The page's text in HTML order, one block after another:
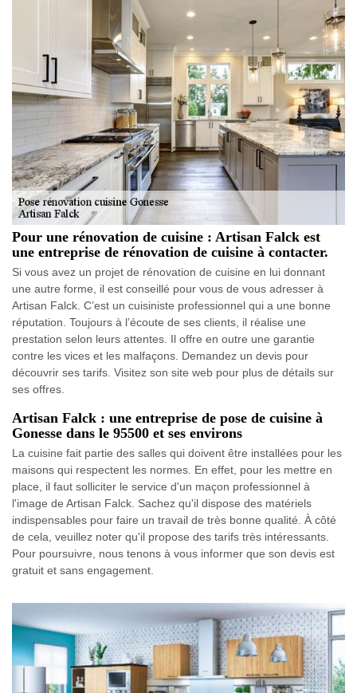
Pour une rénovation de cuisine : Artisan Falck est
une entreprise de rénovation de cuisine à contacter.
Si vous avez un projet de rénovation de cuisine en lui donnant
une autre forme, il est conseillé pour vous de vous adresser à
Artisan Falck. C’est un cuisiniste professionnel qui a une bonne
réputation. Toujours à l’écoute de ses clients, il réalise une
prestation selon leurs attentes. Il offre en outre une garantie
contre les vices et les malfaçons. Demandez un devis pour
découvrir ses tarifs. Visitez son site web pour plus de détails sur
ses offres.
Artisan Falck : une entreprise de pose de cuisine à
Gonesse dans le 95500 et ses environs
La cuisine fait partie des salles qui doivent être installées pour les
maisons qui respectent les normes. En effet, pour les mettre en
place, il faut solliciter le service d'un maçon professionnel à
l'image de Artisan Falck. Sachez qu'il dispose des matériels
indispensables pour faire un travail de très bonne qualité. À côté
de cela, veuillez noter qu'il propose des tarifs très intéressants.
Pour poursuivre, nous tenons à vous informer que son devis est
gratuit et sans engagement.